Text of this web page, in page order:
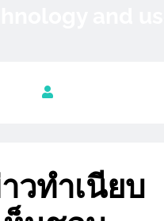
วทำเนียบ